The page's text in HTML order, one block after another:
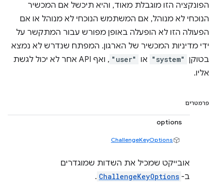
הפונקציה הזו מוגבלת מאוד, והיא תיכשל אם המכשיר
הנוכחי לא מנוהל, אם המשתמש הנוכחי לא מנוהל או אם
הפעולה הזו לא הופעלה באופן מפורש עבור המתקשר על
ידי מדיניות המכשיר של הארגון. המפתח שנדרש לא נמצא
בטוקן
"system" או "user"
, ואף API אחר לא יכול לגשת
אליו.
פרמטרים
options
ChallengeKeyOptions
אובייקט שמכיל את השדות שמוגדרים
ב- ChallengeKeyOptions
.